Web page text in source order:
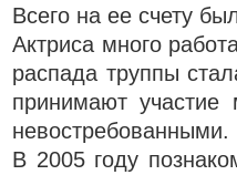
Всего на ее счету
Актриса много
распада труппы
принимают участие
невостребованными.
В 2005 году